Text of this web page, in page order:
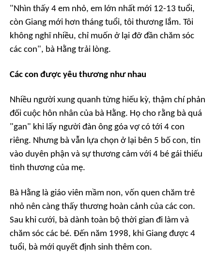
"Nhìn thấy 4 em nhỏ, em lớn nhất mới 12-13 tuổi,
còn Giang mới hơn tháng tuổi, tôi thương lắm. Tôi
không nghĩ nhiều, chỉ muốn ở lại đỡ đần chăm sóc
các con", bà Hằng trải lòng.
Các con được yêu thương như nhau
Nhiều người xung quanh từng hiếu kỳ, thậm chí phản
đối cuộc hôn nhân của bà Hằng. Họ cho rằng bà quá
"gan" khi lấy người đàn ông góa vợ có tới 4 con
riêng. Nhưng bà vẫn lựa chọn ở lại bên 5 bố con, tin
vào duyên phận và sự thương cảm với 4 bé gái thiếu
tình thương của mẹ.
Bà Hằng là giáo viên mầm non, vốn quen chăm trẻ
nhỏ nên càng thấy thương hoàn cảnh của các con.
Sau khi cưới, bà dành toàn bộ thời gian đi làm và
chăm sóc các bé. Đến năm 1998, khi Giang được 4
tuổi, bà mới quyết định sinh thêm con.